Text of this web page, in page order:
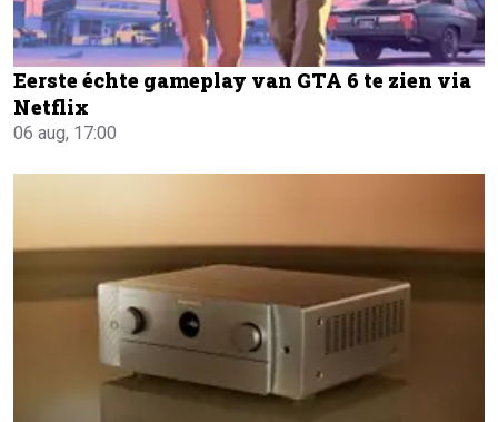
Eerste échte gameplay van GTA 6 te zien via
Netflix
06 aug, 17:00